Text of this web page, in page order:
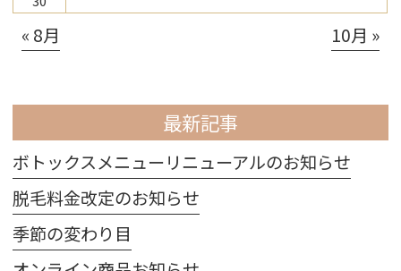
« 8月 10月 »
最新記事
ボトックスメニューリニューアルのお知らせ
脱毛料金改定のお知らせ
季節の変わり目